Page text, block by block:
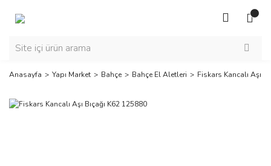
Anasayfa Yapı Market Bahçe Bahçe El Aletleri Fiskars Kancalı Aşı